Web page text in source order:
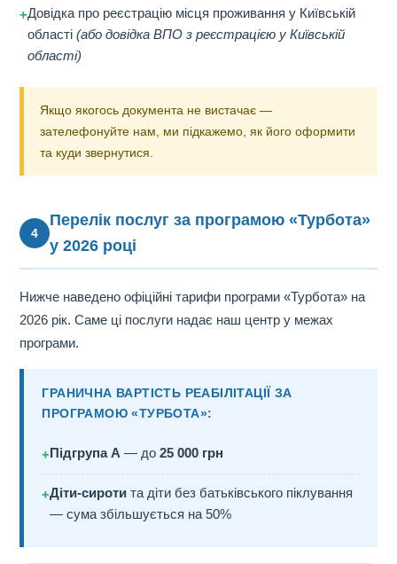
+Довідка про реєстрацію місця проживання у Київській
області(або довідка ВПО з реєстрацією у Київській
області)
Якщо якогось документа не вистачає —
зателефонуйте нам, ми підкажемо, як його оформити
та куди звернутися.
4
Перелік послуг за програмою «Турбота»
у 2026 році
Нижче наведено офіційні тарифи програми «Турбота» на
2026 рік. Саме ці послуги надає наш центр у межах
програми.
ГРАНИЧНА ВАРТІСТЬ РЕАБІЛІТАЦІЇ ЗА
ПРОГРАМОЮ «ТУРБОТА»:
+Підгрупа А — до25 000 грн
+Діти-сироти та діти без батьківського піклування
— сума збільшується на 50%